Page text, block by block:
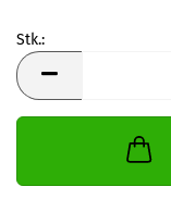
Stk.:
Stk.